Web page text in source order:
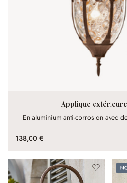
Applique
En aluminium anti-corrosion avec
138,00 €